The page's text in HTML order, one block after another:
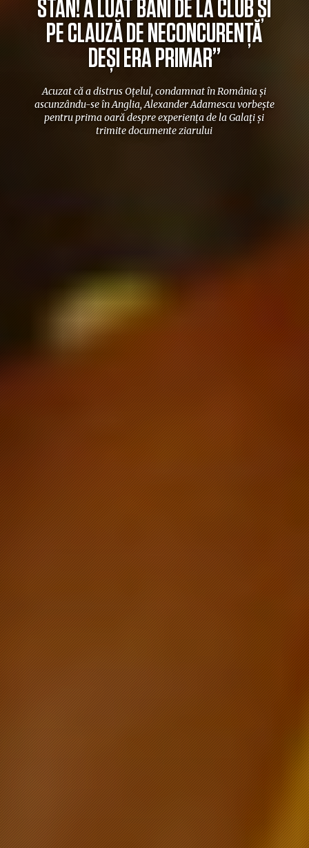
STAN! A LUAT BANI DE LA CLUB ȘI
PE CLAUZĂ DE NECONCURENȚĂ
DEȘI ERA PRIMAR”
Acuzat că a distrus Oțelul, condamnat în România și
ascunzându-se în Anglia, Alexander Adamescu vorbește
pentru prima oară despre experiența de la Galați și
trimite documente ziarului